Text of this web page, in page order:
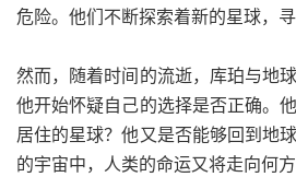
危险。他们不断探索着新的星球，寻
然而，随着时间的流逝，库珀与地
他开始怀疑自己的选择是否正确。
居住的星球？他又是否能够回到地
的宇宙中，人类的命运又将走向何方